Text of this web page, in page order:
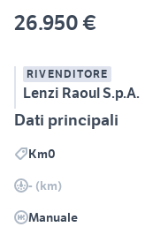
26.950 €
RIVENDITORE
Lenzi Raoul S.p.A.
Dati principali
Km0
- (km)
Manuale